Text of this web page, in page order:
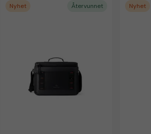
Nyhet Återvunnet Nyhet